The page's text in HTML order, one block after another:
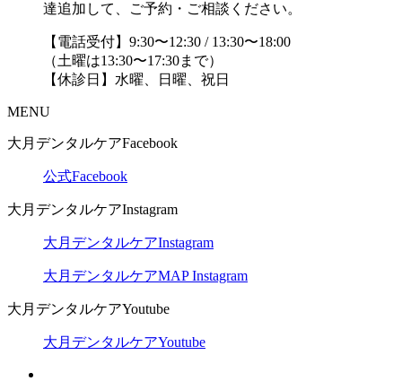
達追加して、ご予約・ご相談ください。
【電話受付】9:30〜12:30 / 13:30〜18:00
（土曜は13:30〜17:30まで）
【休診日】水曜、日曜、祝日
MENU
大月デンタルケアFacebook
公式Facebook
大月デンタルケアInstagram
大月デンタルケアInstagram
大月デンタルケアMAP Instagram
大月デンタルケアYoutube
大月デンタルケアYoutube